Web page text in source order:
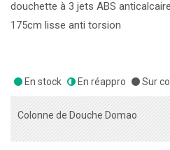
douchette à 3 jets ABS
175cm lisse anti torsion
En stock En réappro Sur
Colonne de Douche Domao